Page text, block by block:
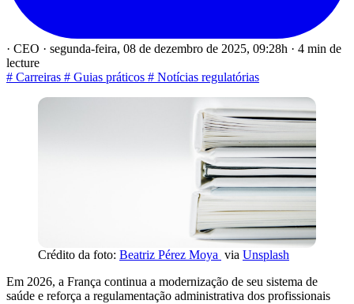
· CEO · segunda-feira, 08 de dezembro de 2025, 09:28h · 4 min de
lecture
# Carreiras # Guias práticos # Notícias regulatórias
Crédito da foto: Beatriz Pérez Moya via Unsplash
Em 2026, a França continua a modernização de seu sistema de
saúde e reforça a regulamentação administrativa dos profissionais